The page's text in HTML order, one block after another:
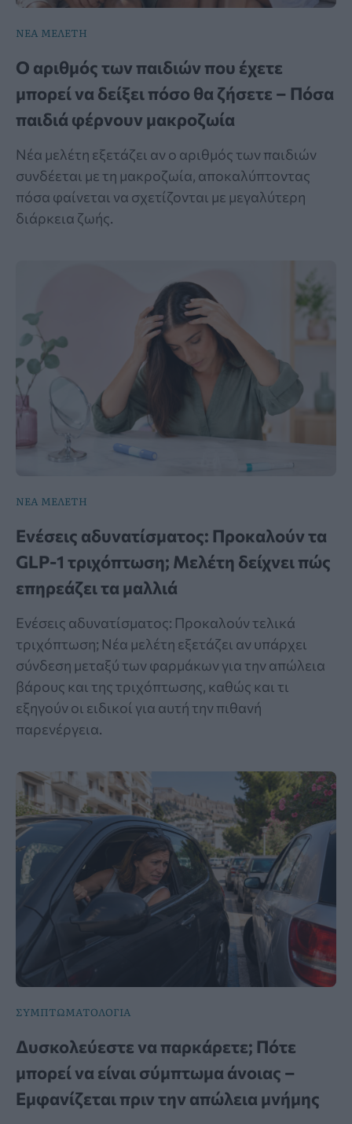
ΝΕΑ ΜΕΛΕΤΗ
Ο αριθμός των παιδιών που έχετε
μπορεί να δείξει πόσο θα ζήσετε – Πόσα
παιδιά φέρνουν μακροζωία
Νέα μελέτη εξετάζει αν ο αριθμός των παιδιών
συνδέεται με τη μακροζωία, αποκαλύπτοντας
πόσα φαίνεται να σχετίζονται με μεγαλύτερη
διάρκεια ζωής.
ΝΕΑ ΜΕΛΕΤΗ
Ενέσεις αδυνατίσματος: Προκαλούν τα
GLP-1 τριχόπτωση; Μελέτη δείχνει πώς
επηρεάζει τα μαλλιά
Ενέσεις αδυνατίσματος: Προκαλούν τελικά
τριχόπτωση; Νέα μελέτη εξετάζει αν υπάρχει
σύνδεση μεταξύ των φαρμάκων για την απώλεια
βάρους και της τριχόπτωσης, καθώς και τι
εξηγούν οι ειδικοί για αυτή την πιθανή
παρενέργεια.
ΣΥΜΠΤΩΜΑΤΟΛΟΓΙΑ
Δυσκολεύεστε να παρκάρετε; Πότε
μπορεί να είναι σύμπτωμα άνοιας –
Εμφανίζεται πριν την απώλεια μνήμης